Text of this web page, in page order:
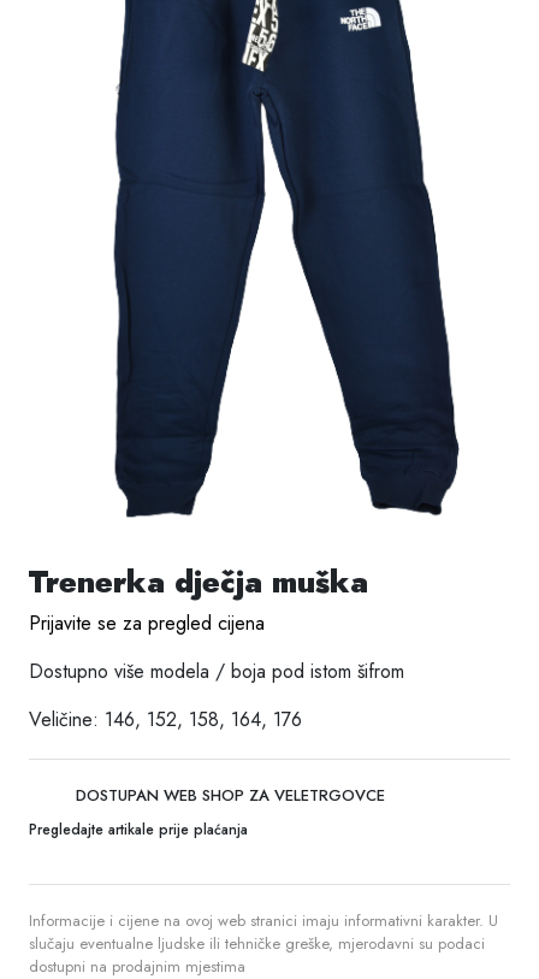
Trenerka dječja muška
Prijavite se za pregled cijena
Dostupno više modela / boja pod istom šifrom
Veličine: 146, 152, 158, 164, 176
DOSTUPAN WEB SHOP ZA VELETRGOVCE
Pregledajte artikale prije plaćanja
Informacije i cijene na ovoj web stranici imaju informativni karakter. U
slučaju eventualne ljudske ili tehničke greške, mjerodavni su podaci
dostupni na prodajnim mjestima